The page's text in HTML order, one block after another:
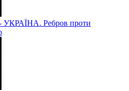
Ребров проти